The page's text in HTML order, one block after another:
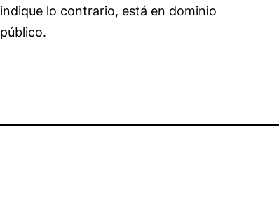
indique lo contrario, está en dominio
público.